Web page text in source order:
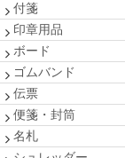
付箋
印章用品
ボード
ゴムバンド
伝票
便箋・封筒
名札